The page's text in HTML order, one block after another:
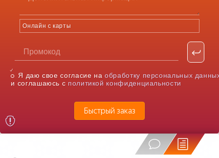
Онлайн с карты
Я даю свое согласие наобработку персональных
и соглашаюсь с политикой конфиденциальности
Быстрый заказ